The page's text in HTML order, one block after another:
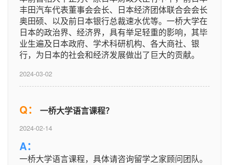
丰田汽车代表董事会会长、日本经济团体联合会会长
奥田硕、以及前日本银行总裁速水优等。一桥大学在
日本的政治界、经济界，具有举足轻重的影响，其毕
业生遍及日本政府、学术科研机构、各大商社、银
行，为日本的社会和经济发展做出了巨大的贡献。
2024-03-02
Q： 一桥大学语言课程？
2024-02-14
A：
一桥大学语言课程，具体请咨询留学之家顾问团队。